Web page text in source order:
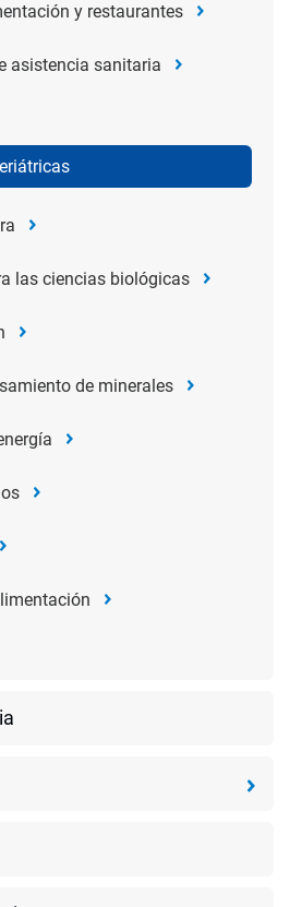
y restaurantes
asistencia sanitaria
las ciencias biológicas
de minerales